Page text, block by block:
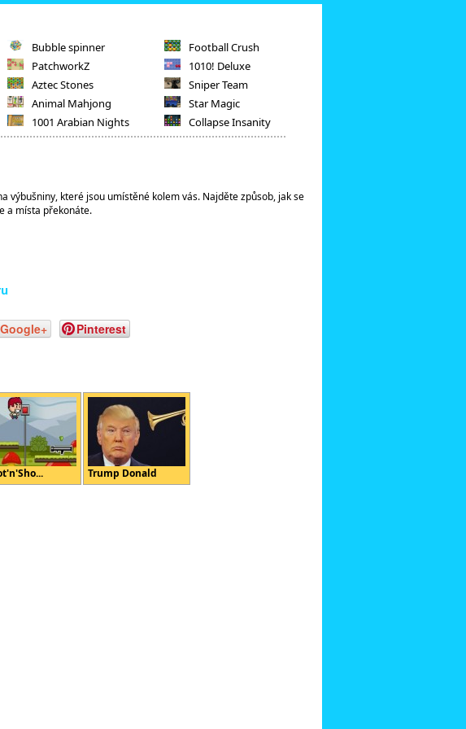
Bubble spinner
PatchworkZ
Aztec Stones
Animal Mahjong
1001 Arabian Nights
Football Crush
1010! Deluxe
Sniper Team
Star Magic
Collapse Insanity
výbušniny, které jsou umístěné kolem vás. Najděte způsob, jak se
a místa překonáte.
Google+ Pinterest
Trump Donald